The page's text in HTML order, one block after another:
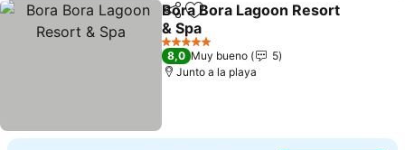
CompartirAñadir a favoritos
Bora Bora Lagoon Resort
& Spa
5 Estrellas
8,0 Muy bueno
5
Junto a la playa